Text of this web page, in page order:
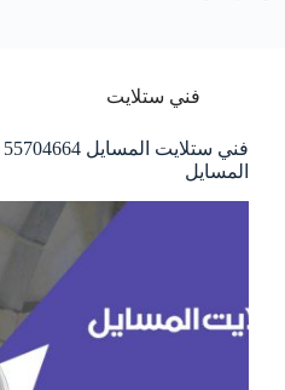
فني ستلايت
المسايل